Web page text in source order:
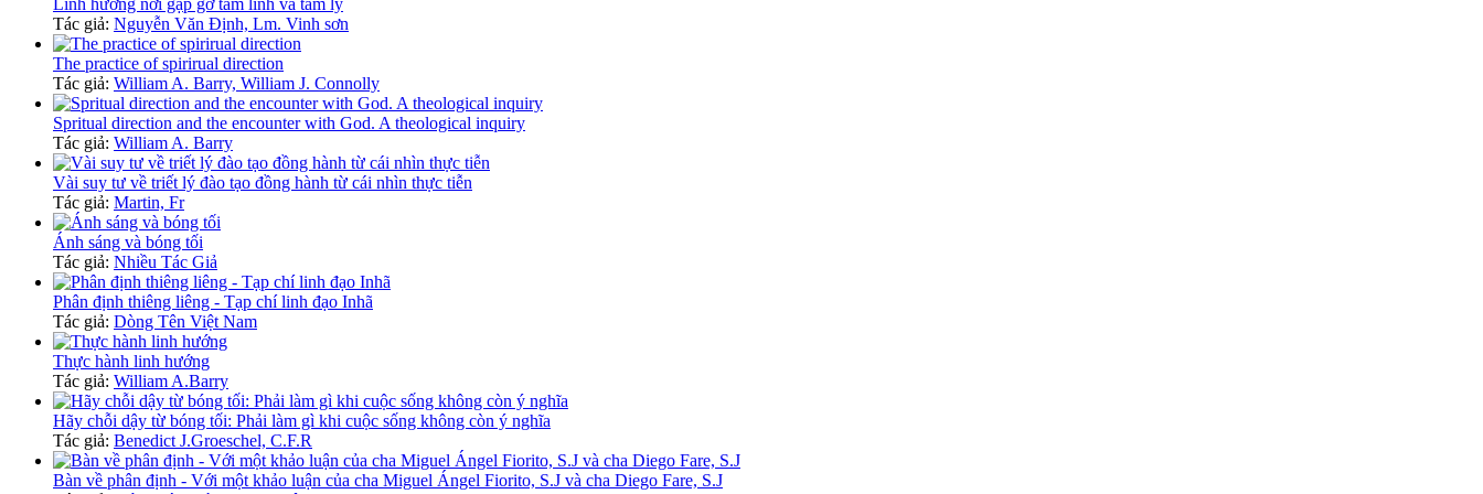
Linh hướng nơi gặp gỡ tâm linh và tâm lý
Tác giả: Nguyễn Văn Định, Lm. Vinh sơn
The practice of spirirual direction
Tác giả: William A. Barry, William J. Connolly
Spritual direction and the encounter with God. A theological inquiry
Tác giả: William A. Barry
Vài suy tư về triết lý đào tạo đồng hành từ cái nhìn thực tiễn
Tác giả: Martin, Fr
Ánh sáng và bóng tối
Tác giả: Nhiều Tác Giả
Phân định thiêng liêng - Tạp chí linh đạo Inhã
Tác giả: Dòng Tên Việt Nam
Thực hành linh hướng
Tác giả: William A.Barry
Hãy chỗi dậy từ bóng tối: Phải làm gì khi cuộc sống không còn ý nghĩa
Tác giả: Benedict J.Groeschel, C.F.R
Bàn về phân định - Với một khảo luận của cha Miguel Ángel Fiorito, S.J và cha Diego Fare, S.J